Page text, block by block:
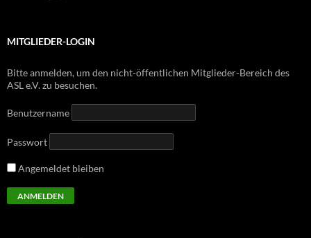
MITGLIEDER-LOGIN
Bitte anmelden, um den nicht-öffentlichen Mitglieder-Bereich des
ASL e.V. zu besuchen.
Benutzername
Passwort
Angemeldet bleiben